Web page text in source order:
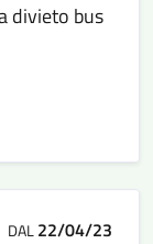
divieto bus
DAL22/04/23